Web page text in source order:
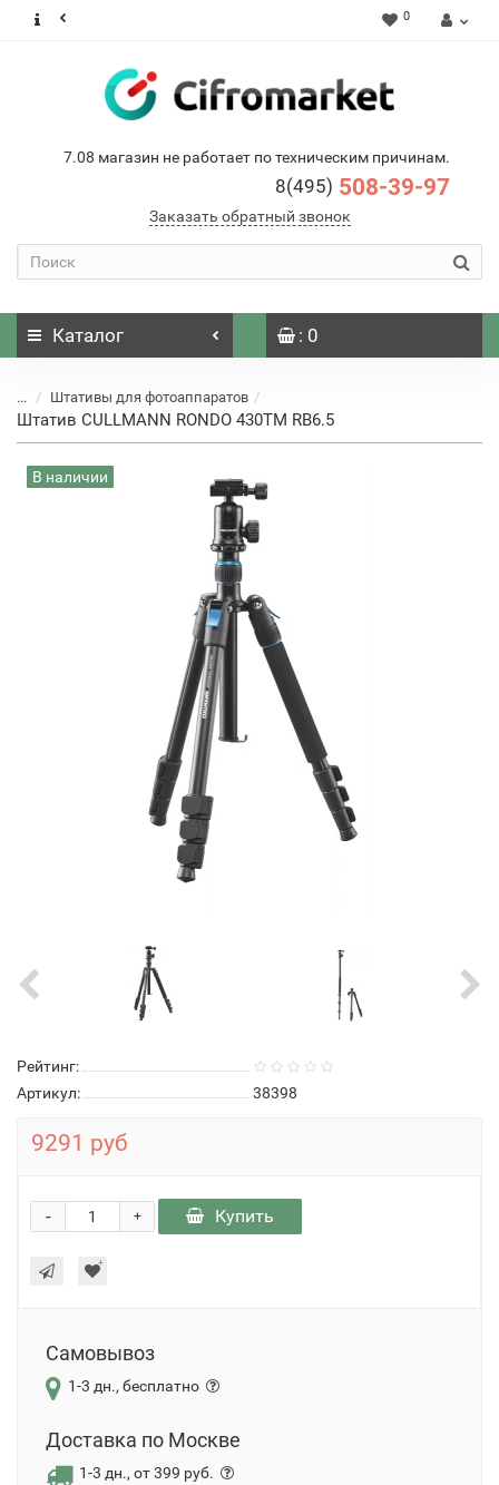
0
7.08 магазин не работает по техническим причинам.
8(495) 508-39-97
Заказать обратный звонок
Каталог : 0
... Штативы для фотоаппаратов
Штатив CULLMANN RONDO 430TM RB6.5
В наличии
Рейтинг:
Артикул:
38398
9291 руб
+
- Купить
Самовывоз
1-3 дн., бесплатно
Доставка по Москве
1-3 дн., от 399 руб.